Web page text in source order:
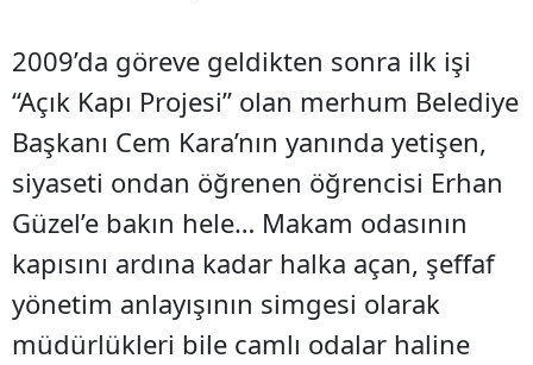
2009’da göreve geldikten sonra ilk işi
“Açık Kapı Projesi” olan merhum Belediye
Başkanı Cem Kara’nın yanında yetişen,
siyaseti ondan öğrenen öğrencisi Erhan
Güzel’e bakın hele… Makam odasının
kapısını ardına kadar halka açan, şeffaf
yönetim anlayışının simgesi olarak
müdürlükleri bile camlı odalar haline